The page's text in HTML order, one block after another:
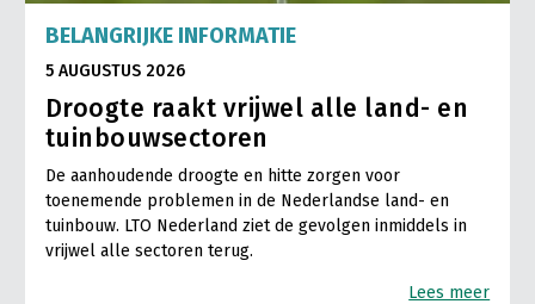
BELANGRIJKE INFORMATIE
5 AUGUSTUS 2026
Droogte raakt vrijwel alle land- en
tuinbouwsectoren
De aanhoudende droogte en hitte zorgen voor
toenemende problemen in de Nederlandse land- en
tuinbouw. LTO Nederland ziet de gevolgen inmiddels in
vrijwel alle sectoren terug.
Lees meer